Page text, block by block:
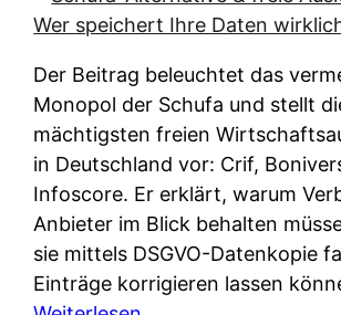
Der Beitrag beleuchtet das
Monopol der Schufa und stellt
mächtigsten freien
in Deutschland vor: Crif,
Infoscore. Er erklärt, warum
Anbieter im Blick behalten
sie mittels DSGVO-Datenkopie
Einträge korrigieren lassen